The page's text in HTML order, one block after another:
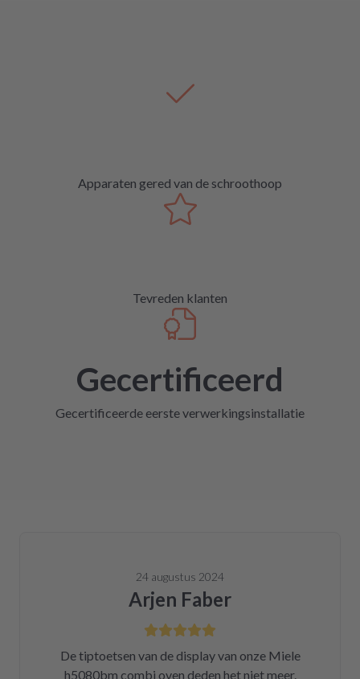
Apparaten gered van de schroothoop
Tevreden klanten
Gecertificeerd
Gecertificeerde eerste verwerkingsinstallatie
24 augustus 2024
Arjen Faber
De tiptoetsen van de display van onze Miele
h5080bm combi oven deden het niet meer.